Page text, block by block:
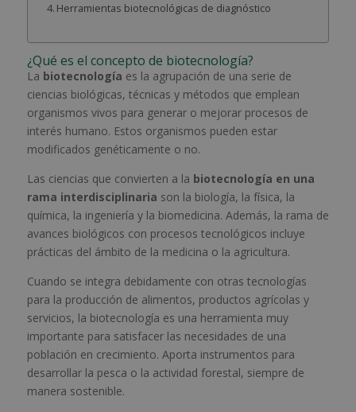
Herramientas biotecnológicas de diagnóstico
¿Qué es el concepto de biotecnología?
La biotecnología es la agrupación de una serie de
ciencias biológicas, técnicas y métodos que emplean
organismos vivos para generar o mejorar procesos de
interés humano. Estos organismos pueden estar
modificados genéticamente o no.
Las ciencias que convierten a la biotecnología en una
rama interdisciplinaria son la biología, la física, la
química, la ingeniería y la biomedicina. Además, la rama de
avances biológicos con procesos tecnológicos incluye
prácticas del ámbito de la medicina o la agricultura.
Cuando se integra debidamente con otras tecnologías
para la producción de alimentos, productos agrícolas y
servicios, la biotecnología es una herramienta muy
importante para satisfacer las necesidades de una
población en crecimiento. Aporta instrumentos para
desarrollar la pesca o la actividad forestal, siempre de
manera sostenible.